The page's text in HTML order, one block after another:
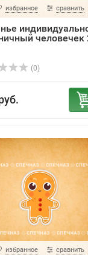
избранное сравнить
человечек
(0)
избранное сравнить